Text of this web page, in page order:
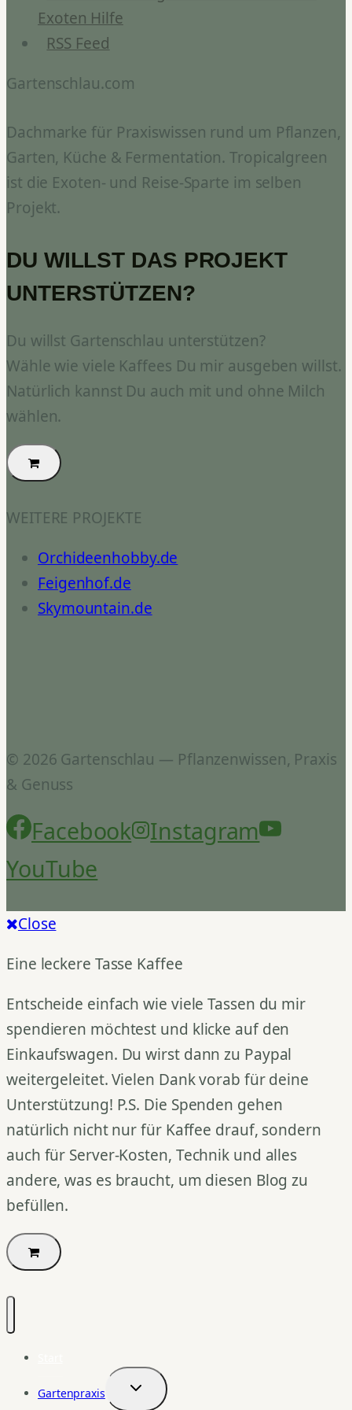
Exoten Hilfe
RSS Feed
Gartenschlau.com
Dachmarke für Praxiswissen rund um Pflanzen,
Garten, Küche & Fermentation. Tropicalgreen
ist die Exoten- und Reise-Sparte im selben
Projekt.
DU WILLST DAS PROJEKT
UNTERSTÜTZEN?
Du willst Gartenschlau unterstützen?
Wähle wie viele Kaffees Du mir ausgeben willst.
Natürlich kannst Du auch mit und ohne Milch
wählen.
WEITERE PROJEKTE
Orchideenhobby.de
Feigenhof.de
Skymountain.de
© 2026 Gartenschlau — Pflanzenwissen, Praxis
& Genuss
Facebook
Instagram
YouTube
Close
Eine leckere Tasse Kaffee
Entscheide einfach wie viele Tassen du mir
spendieren möchtest und klicke auf den
Einkaufswagen. Du wirst dann zu Paypal
weitergeleitet. Vielen Dank vorab für deine
Unterstützung! P.S. Die Spenden gehen
natürlich nicht nur für Kaffee drauf, sondern
auch für Server-Kosten, Technik und alles
andere, was es braucht, um diesen Blog zu
befüllen.
Gartenpraxis
Untermenü